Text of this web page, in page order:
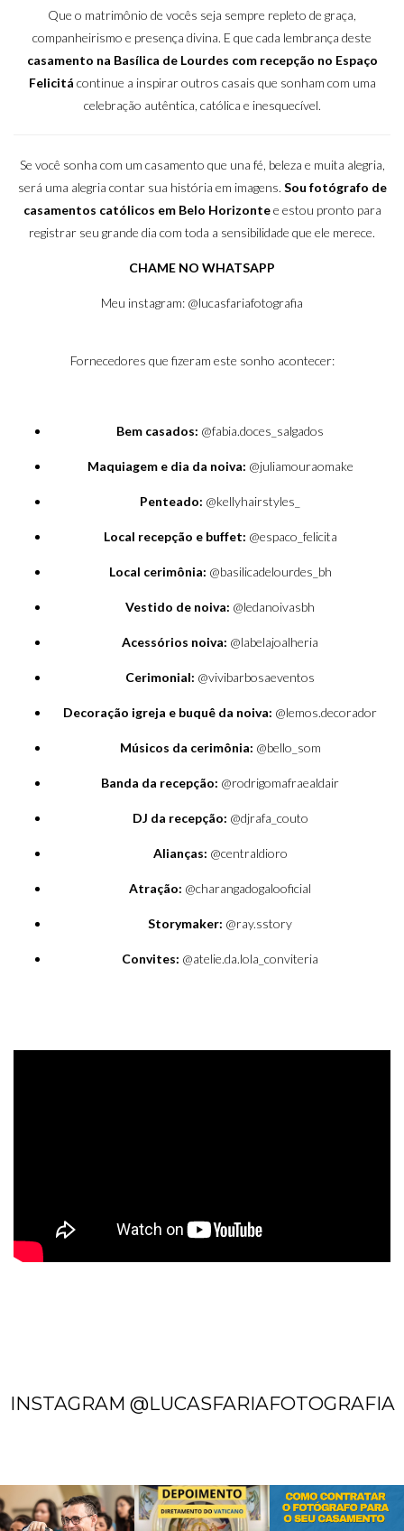
Que o matrimônio de vocês seja sempre repleto de graça,
companheirismo e presença divina. E que cada lembrança deste
casamento na Basílica de Lourdes com recepção no Espaço
Felicitá continue a inspirar outros casais que sonham com uma
celebração autêntica, católica e inesquecível.
Se você sonha com um casamento que una fé, beleza e muita alegria,
será uma alegria contar sua história em imagens. Sou fotógrafo de
casamentos católicos em Belo Horizontee estou pronto para
registrar seu grande dia com toda a sensibilidade que ele merece.
CHAME NO WHATSAPP
Meu instagram: @lucasfariafotografia
Fornecedores que fizeram este sonho acontecer:
Bem casados: @fabia.doces_salgados
Maquiagem e dia da noiva: @juliamouraomake
Penteado: @kellyhairstyles_
Local recepção e buffet: @espaco_felicita
Local cerimônia: @basilicadelourdes_bh
Vestido de noiva: @ledanoivasbh
Acessórios noiva: @labelajoalheria
Cerimonial: @vivibarbosaeventos
Decoração igreja e buquê da noiva: @lemos.decorador
Músicos da cerimônia: @bello_som
Banda da recepção: @rodrigomafraealdair
DJ da recepção: @djrafa_couto
Alianças: @centraldioro
Atração: @charangadogalooficial
Storymaker: @ray.sstory
Convites: @atelie.da.lola_conviteria
INSTAGRAM @LUCASFARIAFOTOGRAFIA